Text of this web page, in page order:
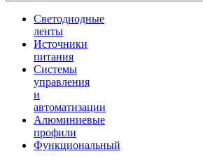
Светодиодные
ленты
Источники
питания
Системы
управления
и
автоматизации
Алюминиевые
профили
Функциональный